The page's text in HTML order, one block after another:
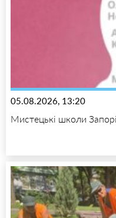
05.08.2026, 13:20
Мистецькі школи